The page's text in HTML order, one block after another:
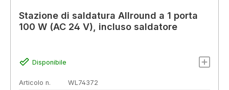
Stazione di saldatura Allround a 1 porta
100 W (AC 24 V), incluso saldatore
Disponibile
Articolo n.
WL74372